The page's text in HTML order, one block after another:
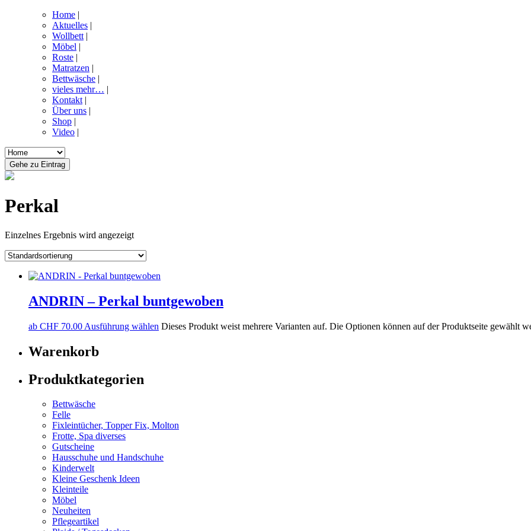
Home |
Aktuelles |
Wollbett |
Möbel |
Roste |
Matratzen |
Bettwäsche |
vieles mehr… |
Kontakt |
Über uns |
Shop |
Video |
Perkal
Einzelnes Ergebnis wird angezeigt
ANDRIN – Perkal buntgewoben
ab CHF 70.00 Ausführung wählen Dieses Produkt weist mehrere Varianten auf. Die Optionen können auf der Produktseite gewählt
Warenkorb
Produktkategorien
Bettwäsche
Felle
Fixleintücher, Topper Fix, Molton
Frotte, Spa diverses
Gutscheine
Hausschuhe und Handschuhe
Kinderwelt
Kleine Geschenk Ideen
Kleinteile
Möbel
Neuheiten
Pflegeartikel